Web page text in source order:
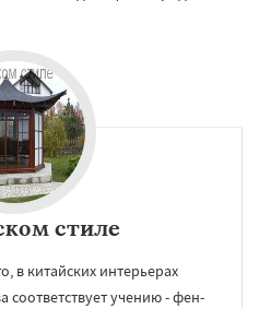
стиле
в китайских интерьерах
соответствует учению - фен-